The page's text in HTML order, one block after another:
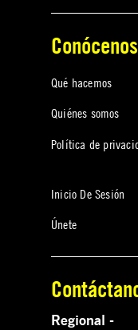
Conócenos
Qué hacemos
Quiénes somos
Política de
Inicio De Sesión
Únete
Regional -